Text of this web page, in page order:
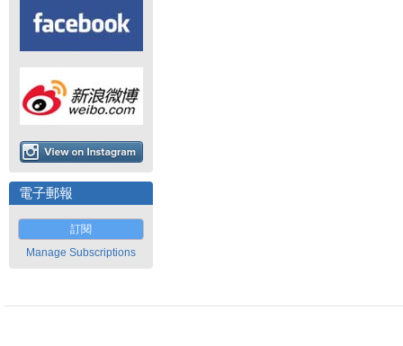
電子郵報
訂閱
Manage Subscriptions